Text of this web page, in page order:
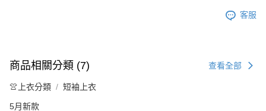
客服
商品相關分類 (7) 查看全部
👚上衣分類 短袖上衣
5月新款